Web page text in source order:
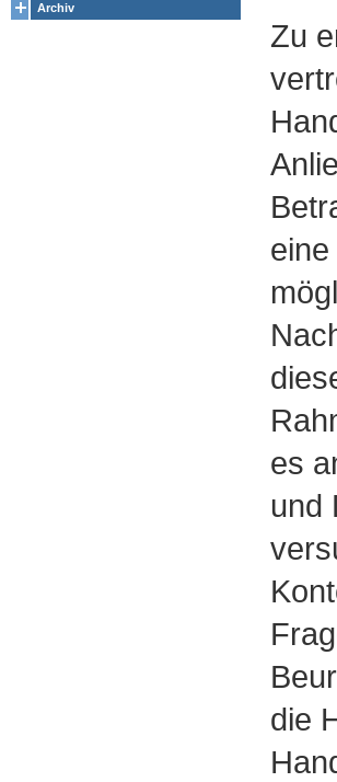
Archiv
Zu
es
und
die